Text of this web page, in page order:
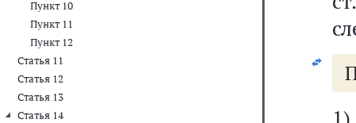
Пункт 10
Пункт 11
Пункт 12
Статья 11
Статья 12
Статья 13
Статья 14